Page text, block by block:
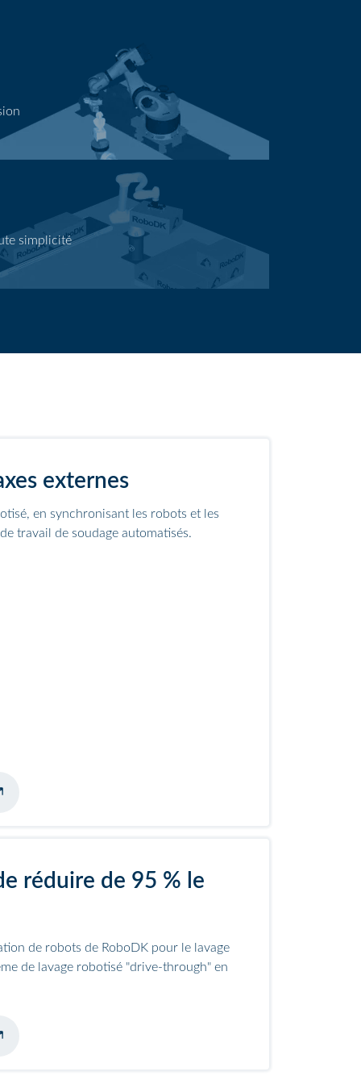
simplicité
externes
en synchronisant les robots et les
travail de soudage automatisés.
réduire de 95 % le
de robots de RoboDK pour le lavage
de lavage robotisé "drive-through" en